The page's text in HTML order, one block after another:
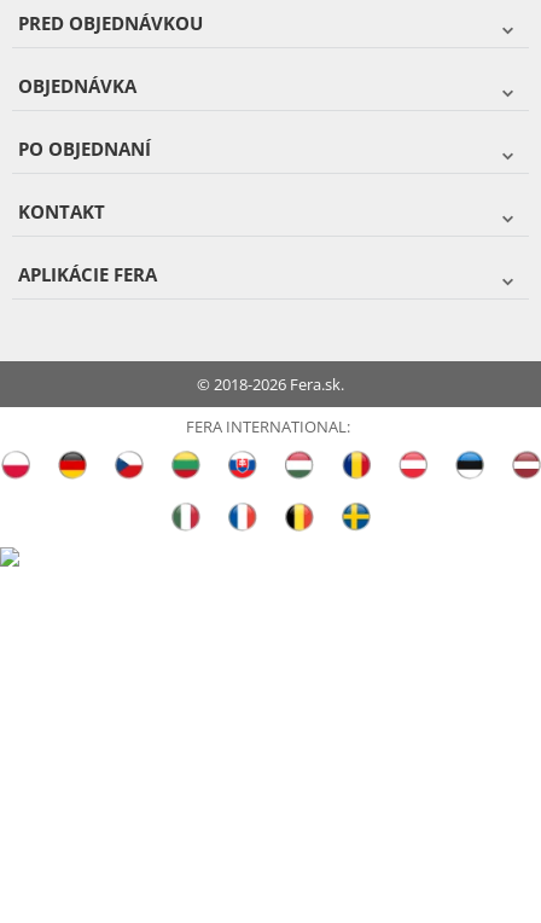
PRED OBJEDNÁVKOU
OBJEDNÁVKA
PO OBJEDNANÍ
KONTAKT
APLIKÁCIE FERA
© 2018-2026 Fera.sk.
FERA INTERNATIONAL: